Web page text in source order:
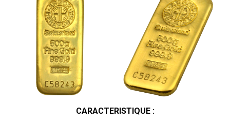
CARACTERISTIQUE :